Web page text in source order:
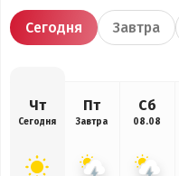
Сегодня Завтра
Чт
Сегодня
Пт
Завтра
Сб
08.08